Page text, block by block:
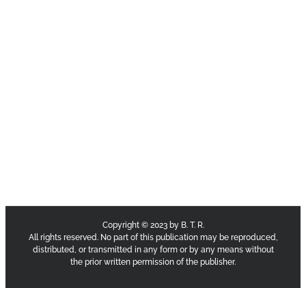
Copyright © 2023 by B. T. R.
All rights reserved. No part of this publication may be reproduced,
distributed, or transmitted in any form or by any means without
the prior written permission of the publisher.